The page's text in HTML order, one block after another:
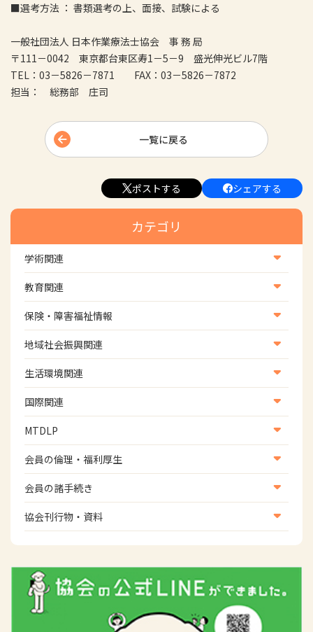
■選考方法 ： 書類選考の上、面接、試験による
一般社団法人 日本作業療法士協会 事 務 局
〒111－0042 東京都台東区寿1－5－9 盛光伸光ビル7階
TEL：03－5826－7871 FAX：03－5826－7872
担当： 総務部 庄司
一覧に戻る
ポストする シェアする
カテゴリ
学術関連
学術・研究
学会
学術誌
教育関連
養成教育
生涯教育
研修会
協会認定資格試験・審査会情報
保険・障害福祉情報
医療保険情報
介護保険情報
児童福祉・障害福祉情報
地域社会振興関連
地域社会振興部地域事業支援課【認知症対策班】
地域社会振興部地域事業支援課【地域包括ケア推進班】
地域社会振興部地域事業支援課【運転と地域移動推進
班】
スポーツ振興関連
災害対策関連
生活環境関連
生活環境・福祉用具支援
国際関連
国際関連
WFOT等海外関連情報
MTDLP
MTDLP室
会員の倫理・福利厚生
会員向け団体保険のご案内
女性相談窓口
倫理関連情報
会員の諸手続き
会員の諸手続き
協会刊行物・資料
広報活動について
主な協会資料